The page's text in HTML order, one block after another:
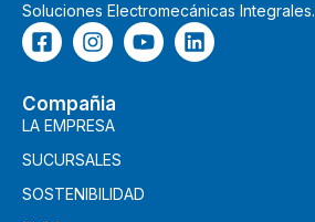
Soluciones Electromecánicas Integrales.
Compañia
LA EMPRESA
SUCURSALES
SOSTENIBILIDAD